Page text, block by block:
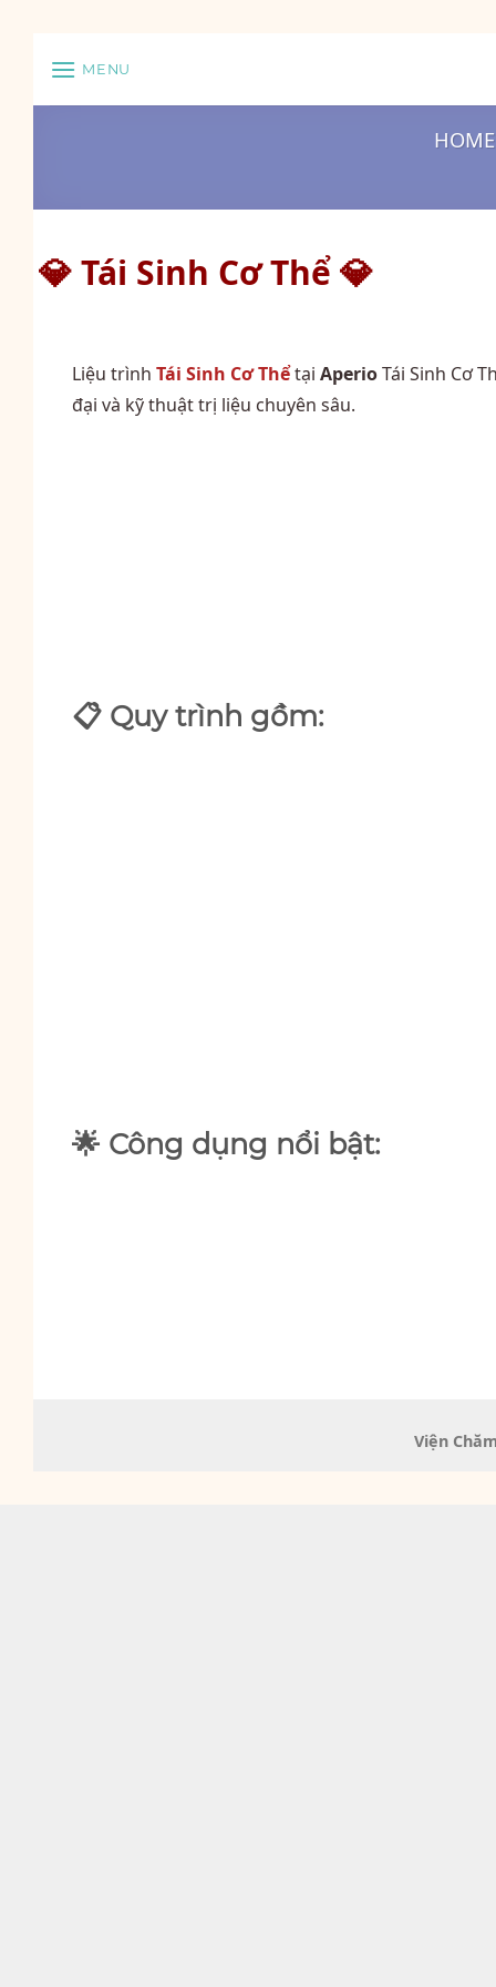
content
MENU
HOME
💎 Tái Sinh Cơ Thể 💎
Liệu trình Tái Sinh Cơ Thểtại AperioTái Sinh Cơ
đại và kỹ thuật trị liệu chuyên sâu.
📋 Quy trình gồm:
🌟 Công dụng nổi bật:
Viện